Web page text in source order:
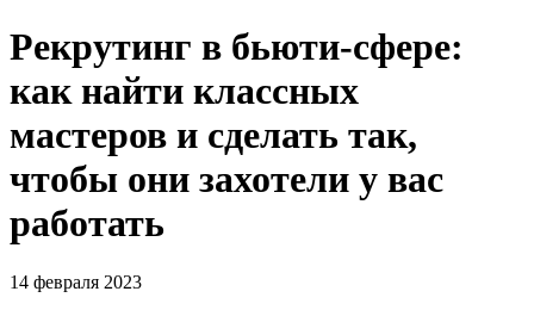
Рекрутинг в бьюти-сфере:
как найти классных
мастеров и сделать так,
чтобы они захотели у вас
работать
14 февраля 2023